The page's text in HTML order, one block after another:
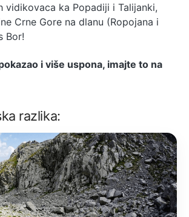
vidikovaca ka Popadiji i Talijanki,
Crne Gore na dlanu (Ropojana i
Bor!
i više uspona, imajte to na
razlika: